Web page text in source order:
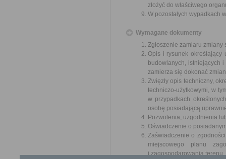
złożyć do właściwego
W pozostałych wypadkach
Wymagane dokumenty
Zgłoszenie zamiaru
Opis i rysunek określający
budowlanych, istniejących
zamierza się dokonać
Zwięzły opis techniczny,
techniczo-użytkowymi, w
w przypadkach
osobę posiadającą
Pozwolenia, uzgodnienia
Oświadczenie o
Zaświadczenie o
miejscowego planu
i zagospodarowania